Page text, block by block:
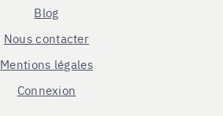
Blog
Nous contacter
Mentions légales
Connexion